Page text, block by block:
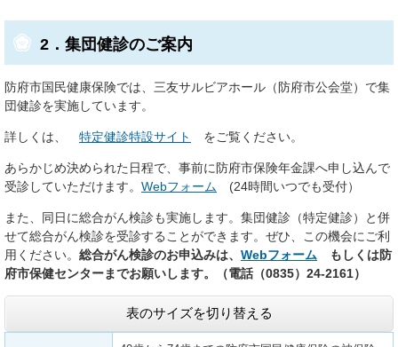
2．集団健診のご案内
防府市国民健康保険では、三友サルビアホール（防府市公会堂）で集
団健診を実施しています。
詳しくは、 特定健診特設サイト をご覧ください。
あらかじめ決められた日程で、事前に防府市保険年金課へ申し込んで
受診していただけます。 Webフォーム (24時間いつでも受付）
また、同日に総合がん検診も実施します。集団健診（特定健診）と併
せて総合がん検診を受診することができます。ぜひ、この機会にご利
用ください。 総合がん検診のお申込みは、 Webフォーム もしくは防
府市保健センターまでお願いします。（電話（0835）24-2161）
表のサイズを切り替える